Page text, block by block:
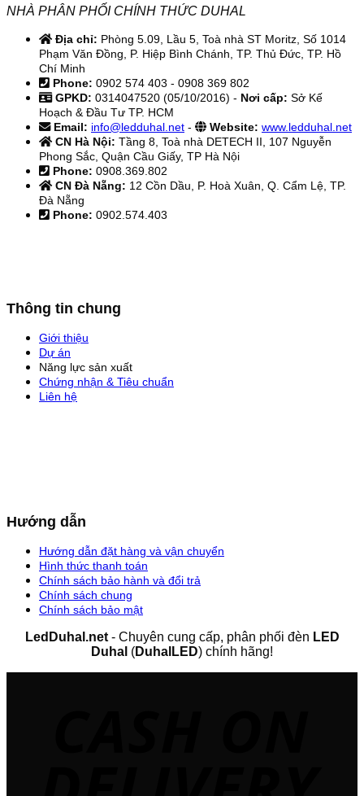
NHÀ PHÂN PHỐI CHÍNH THỨC DUHAL
Địa chỉ: Phòng 5.09, Lầu 5, Toà nhà ST Moritz, Số 1014
Phạm Văn Đồng, P. Hiệp Bình Chánh, TP. Thủ Đức, TP. Hồ
Chí Minh
Phone: 0902 574 403 - 0908 369 802
GPKD: 0314047520 (05/10/2016) - Nơi cấp: Sở Kế
Hoạch & Đầu Tư TP. HCM
Email: info@ledduhal.net - Website: www.ledduhal.net
CN Hà Nội: Tầng 8, Toà nhà DETECH II, 107 Nguyễn
Phong Sắc, Quận Cầu Giấy, TP Hà Nội
Phone: 0908.369.802
CN Đà Nẵng: 12 Cồn Dầu, P. Hoà Xuân, Q. Cẩm Lệ, TP.
Đà Nẵng
Phone: 0902.574.403
Thông tin chung
Giới thiệu
Dự án
Năng lực sản xuất
Chứng nhận & Tiêu chuẩn
Liên hệ
Hướng dẫn
Hướng dẫn đặt hàng và vận chuyển
Hình thức thanh toán
Chính sách bảo hành và đổi trả
Chính sách chung
Chính sách bảo mật
LedDuhal.net- Chuyên cung cấp, phân phối đèn LED
Duhal (DuhalLED) chính hãng!